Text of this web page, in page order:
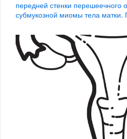
передней стенки перешеечного
субмукозной миомы тела матки.